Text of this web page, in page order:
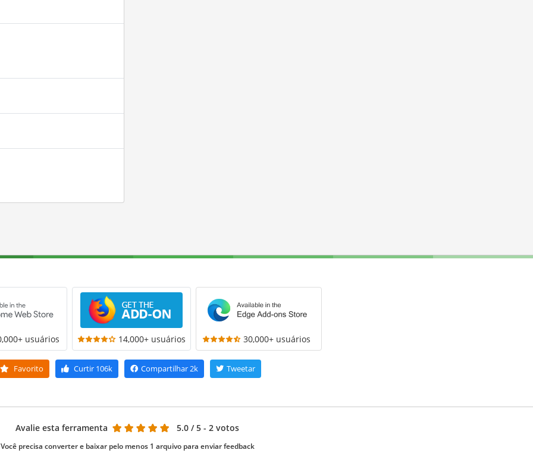
usuários 14,000+ usuários 30,000+ usuários
Favorito Curtir106k Compartilhar2k Tweetar
Avalie esta ferramenta 5.0 / 5 - 2 votos
Você precisa converter e baixar pelo menos 1 arquivo para enviar feedback